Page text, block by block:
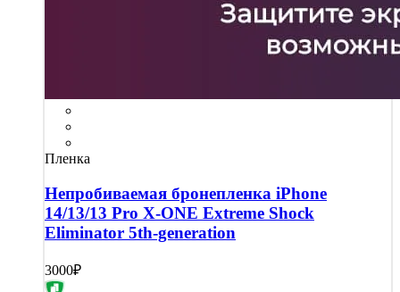
Пленка
Непробиваемая бронепленка iPhone
14/13/13 Pro X-ONE Extreme Shock
Eliminator 5th-generation
3000₽